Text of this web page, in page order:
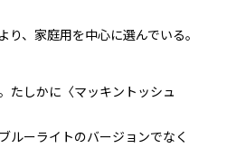
、家庭用を中心に選んでいる。
たしかに〈マッキントッシュ
ルーライトのバージョンでなく